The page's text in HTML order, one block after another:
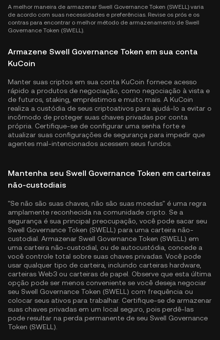
A melhor maneira de armazenar Swell Governance Token (SWELL) varia
de acordo com suas necessidades e preferências. Revise os prós e os
contras para encontrar o melhor método de armazenamento de Swell
Governance Token (SWELL).
Armazene Swell Governance Token em sua conta
KuCoin
Manter suas criptos em sua conta KuCoin fornece acesso
rápido a produtos de negociação, como negociação à vista e
de futuros, staking, empréstimos e muito mais. A KuCoin
realiza a custódia de seus criptoativos para ajudá-lo a evitar o
incômodo de proteger suas chaves privadas por conta
própria. Certifique-se de configurar uma senha forte e
atualizar suas configurações de segurança para impedir que
agentes mal-intencionados acessem seus fundos.
Mantenha seu Swell Governance Token em carteiras
não-custodiais
"Se não são suas chaves, não são suas moedas" é uma regra
amplamente reconhecida na comunidade cripto. Se a
segurança é sua principal preocupação, você pode sacar seu
Swell Governance Token (SWELL) para uma carteira não-
custodial. Armazenar Swell Governance Token (SWELL) em
uma carteira não-custodial, ou de autocustódia, concede a
você controle total sobre suas chaves privadas. Você pode
usar qualquer tipo de carteira, incluindo carteiras hardware,
carteiras Web3 ou carteiras de papel. Observe que esta última
opção pode ser menos conveniente se você deseja negociar
seu Swell Governance Token (SWELL) com frequência ou
colocar seus ativos para trabalhar. Certifique-se de armazenar
suas chaves privadas em um local seguro, pois perdê-las
pode resultar na perda permanente de seu Swell Governance
Token (SWELL).